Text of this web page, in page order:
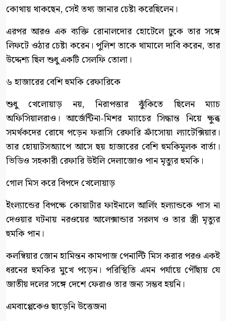
কোথায় থাকছেন, সেই তথ্য জানার চেষ্টা করেছিলেন।
এরপর আরও এক ব্যক্তি রোনালদোর হোটেলে ঢুকে তার সঙ্গে
লিফটে ওঠার চেষ্টা করেন। পুলিশ তাকে থামালে দাবি করেন, তার
উদ্দেশ্য ছিল শুধু একটি সেলফি তোলা।
৬ হাজারের বেশি হুমকি রেফারিকে
শুধু খেলোয়াড় নয়, নিরাপত্তার ঝুঁকিতে ছিলেন ম্যাচ
অফিসিয়ালরাও। আর্জেন্টিনা-মিশর ম্যাচের সিদ্ধান্ত নিয়ে ক্ষুব্ধ
সমর্থকদের রোষে পড়েন ফরাসি রেফারি ফ্রাঁসোয়া ল্যাটেক্সিয়ার।
তার হোয়াটসঅ্যাপে আসে ছয় হাজারের বেশি হুমকিমূলক বার্তা।
ভিডিও সহকারী রেফারি উইলি দেলাজোও পান মৃত্যুর হুমকি।
গোল মিস করে বিপদে খেলোয়াড়
ইংল্যান্ডের বিপক্ষে কোয়ার্টার ফাইনালে আর্লিং হল্যান্ডকে পাস না
দেওয়ার ঘটনায় নরওয়ের আলেক্সান্ডার সরলথ ও তার স্ত্রী মৃত্যুর
হুমকি পান।
কলম্বিয়ার জোন হামিন্তন কামপাজ পেনাল্টি মিস করার পরও একই
ধরনের হুমকির মুখে পড়েন। পরিস্থিতি এমন পর্যায়ে পৌঁছায় যে
জাতীয় দলের সঙ্গে দেশে ফেরাও তার জন্য সম্ভব হয়নি।
এমবাপ্পেকেও ছাড়েনি উত্তেজনা